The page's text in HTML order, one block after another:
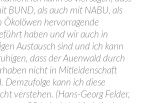
BUND, als auch mit NABU, als
Ökolöwen hervorragende
haben und wir auch in
Austausch sind und ich kann
dass der Auenwald durch
nicht in Mitleidenschaft
Demzufolge kann ich diese
verstehen. (Hans-Georg Felder,